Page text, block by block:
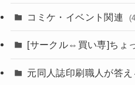
コミケ・イベント関連
[サークル⇔買い専]ちょ
元同人誌印刷職人が答え